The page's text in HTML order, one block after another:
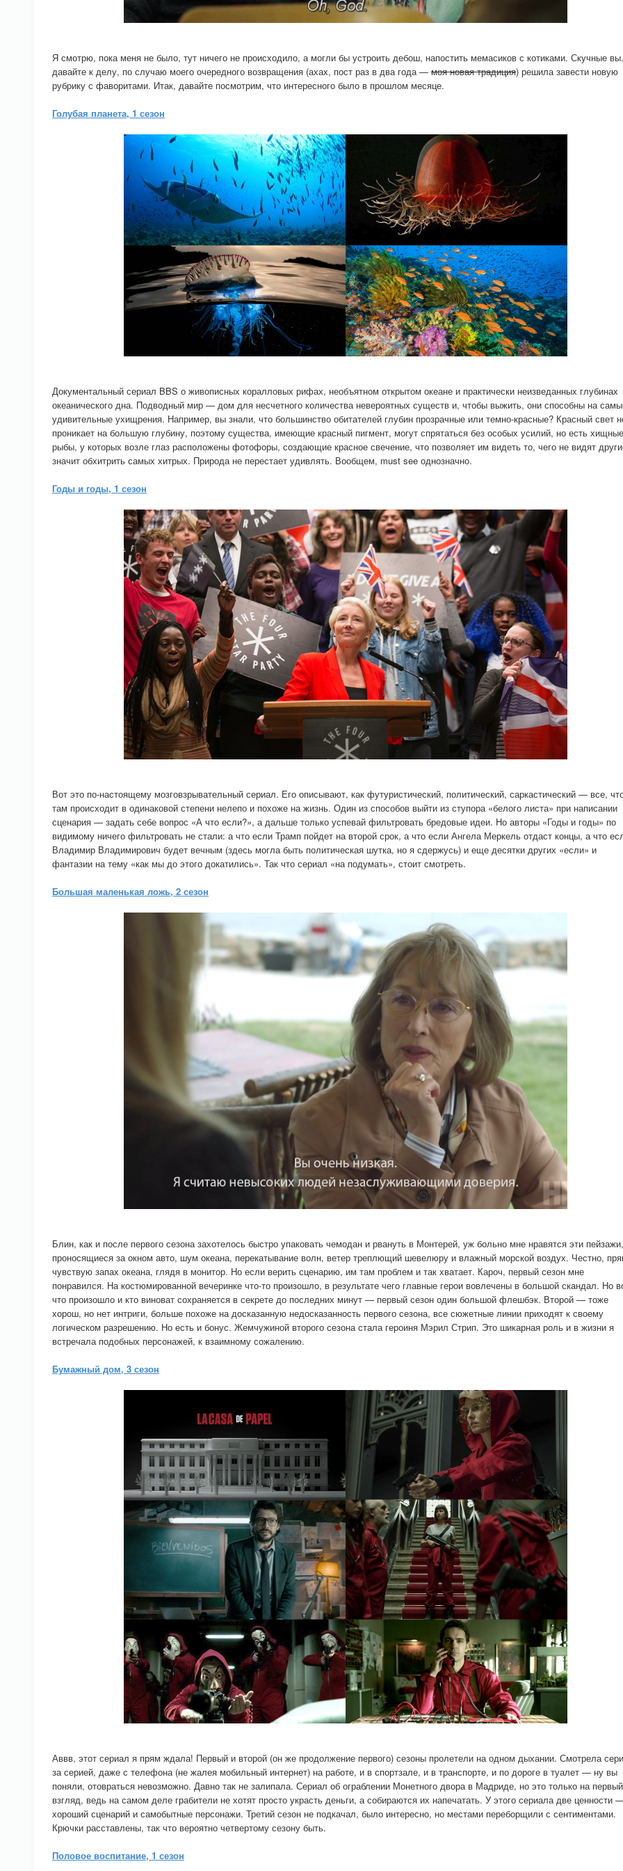
Я смотрю, пока меня не было, тут ничего не происходило, а могли бы устроить дебош, напостить мемасиков с котиками. Скучные
давайте к делу, по случаю моего очередного возвращения (ахах, пост раз в два года — моя новая традиция) решила завести новую
рубрику с фаворитами. Итак, давайте посмотрим, что интересного было в прошлом месяце.
Голубая планета, 1 сезон
Документальный сериал BBS о живописных коралловых рифах, необъятном открытом океане и практически неизведанных глубинах
океанического дна. Подводный мир — дом для несчетного количества невероятных существ и, чтобы выжить, они способны на
удивительные ухищрения. Например, вы знали, что большинство обитателей глубин прозрачные или темно-красные? Красный свет
проникает на большую глубину, поэтому существа, имеющие красный пигмент, могут спрятаться без особых усилий, но есть хищные
рыбы, у которых возле глаз расположены фотофоры, создающие красное свечение, что позволяет им видеть то, чего не видят
значит обхитрить самых хитрых. Природа не перестает удивлять. Вообщем, must see однозначно.
Годы и годы, 1 сезон
Вот это по-настоящему мозговзрывательный сериал. Его описывают, как футуристический, политический, саркастический — все,
там происходит в одинаковой степени нелепо и похоже на жизнь. Один из способов выйти из ступора «белого листа» при написании
сценария — задать себе вопрос «А что если?», а дальше только успевай фильтровать бредовые идеи. Но авторы «Годы и годы» по
видимому ничего фильтровать не стали: а что если Трамп пойдет на второй срок, а что если Ангела Меркель отдаст концы, а что
Владимир Владимирович будет вечным (здесь могла быть политическая шутка, но я сдержусь) и еще десятки других «если» и
фантазии на тему «как мы до этого докатились». Так что сериал «на подумать», стоит смотреть.
Большая маленькая ложь, 2 сезон
Блин, как и после первого сезона захотелось быстро упаковать чемодан и рвануть в Монтерей, уж больно мне нравятся эти пейзажи,
проносящиеся за окном авто, шум океана, перекатывание волн, ветер треплющий шевелюру и влажный морской воздух. Честно,
чувствую запах океана, глядя в монитор. Но если верить сценарию, им там проблем и так хватает. Кароч, первый сезон мне
понравился. На костюмированной вечеринке что-то произошло, в результате чего главные герои вовлечены в большой скандал. Но
что произошло и кто виноват сохраняется в секрете до последних минут — первый сезон один большой флешбэк. Второй — тоже
хорош, но нет интриги, больше похоже на досказанную недосказанность первого сезона, все сюжетные линии приходят к своему
логическом разрешению. Но есть и бонус. Жемчужиной второго сезона стала героиня Мэрил Стрип. Это шикарная роль и в жизни я
встречала подобных персонажей, к взаимному сожалению.
Бумажный дом, 3 сезон
Аввв, этот сериал я прям ждала! Первый и второй (он же продолжение первого) сезоны пролетели на одном дыхании. Смотрела
за серией, даже с телефона (не жалея мобильный интернет) на работе, и в спортзале, и в транспорте, и по дороге в туалет — ну вы
поняли, отовраться невозможно. Давно так не залипала. Сериал об ограблении Монетного двора в Мадриде, но это только на первый
взгляд, ведь на самом деле грабители не хотят просто украсть деньги, а собираются их напечатать. У этого сериала две ценности
хороший сценарий и самобытные персонажи. Третий сезон не подкачал, было интересно, но местами переборщили с сентиментами.
Крючки расставлены, так что вероятно четвертому сезону быть.
Половое воспитание, 1 сезон